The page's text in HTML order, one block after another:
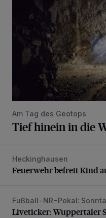
Am Tag des Geotops
Tief hinein in die
Feuerwehr befreit Kind
Heckinghausen
Feuerwehr befreit Kind
Liveticker: Wuppertaler
Fußball-NR-Pokal:
Liveticker: Wuppertaler